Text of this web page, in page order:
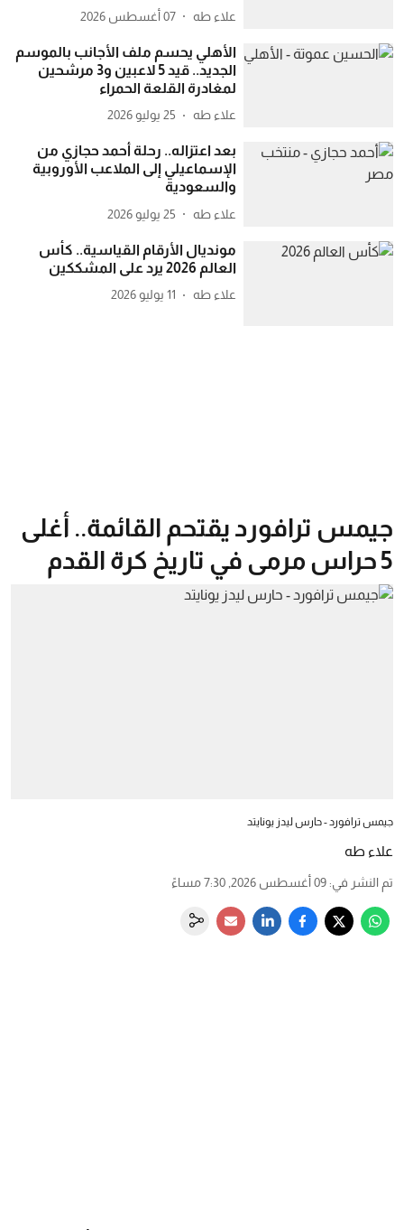
علاء طه 07 أغسطس 2026
الأهلي يحسم ملف الأجانب بالموسم
الجديد.. قيد 5 لاعبين و3 مرشحين
لمغادرة القلعة الحمراء
علاء طه 25 يوليو 2026
بعد اعتزاله.. رحلة أحمد حجازي من
الإسماعيلي إلى الملاعب الأوروبية
والسعودية
علاء طه 25 يوليو 2026
مونديال الأرقام القياسية.. كأس
العالم 2026 يرد على المشككين
علاء طه 11 يوليو 2026
جيمس ترافورد يقتحم القائمة.. أغلى
5 حراس مرمى في تاريخ كرة القدم
جيمس ترافورد - حارس ليدز يونايتد
علاء طه
تم النشر في: 09 أغسطس 2026, 7:30 مساءً